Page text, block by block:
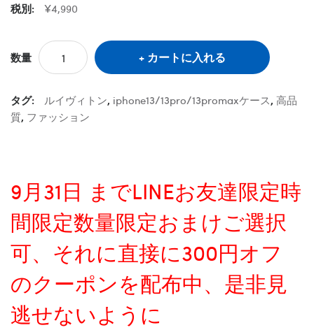
税別:
¥4,990
数量 カートに入れる
タグ: ルイヴィトン, iphone13/13pro/13promaxケース, 高品
質, ファッション
9月31日 までLINEお友達限定時
間限定数量限定おまけご選択
可、それに直接に300円オフ
のクーポンを配布中、是非見
逃せないように